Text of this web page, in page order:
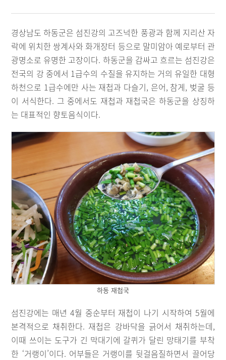
경상남도 하동군은 섬진강의 고즈넉한 풍광과 함께 지리산 자
락에 위치한 쌍계사와 화개장터 등으로 말미암아 예로부터 관
광명소로 유명한 고장이다. 하동군을 감싸고 흐르는 섬진강은
전국의 강 중에서 1급수의 수질을 유지하는 거의 유일한 대형
하천으로 1급수에만 사는 재첩과 다슬기, 은어, 참게, 벚굴 등
이 서식한다. 그 중에서도 재첩과 재첩국은 하동군을 상징하
는 대표적인 향토음식이다.
하동 재첩국
섬진강에는 매년 4월 중순부터 재첩이 나기 시작하여 5월에
본격적으로 채취한다. 재첩은 강바닥을 긁어서 채취하는데,
이때 쓰이는 도구가 긴 막대기에 갈퀴가 달린 망태기를 부착
한 ‘거랭이’이다. 어부들은 거랭이를 뒷걸음질하면서 끌어당